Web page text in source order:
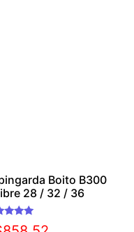
Boito B300
28 / 32 / 36